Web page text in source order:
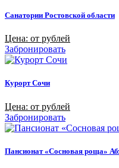
Санатории Ростовской области
Цена: от рублей
Забронировать
Курорт Сочи
Цена: от рублей
Забронировать
Пансионат «Сосновая роща»